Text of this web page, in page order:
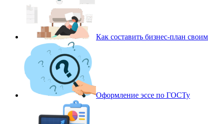
Как составить бизнес-план
Оформление эссе по ГОСТу